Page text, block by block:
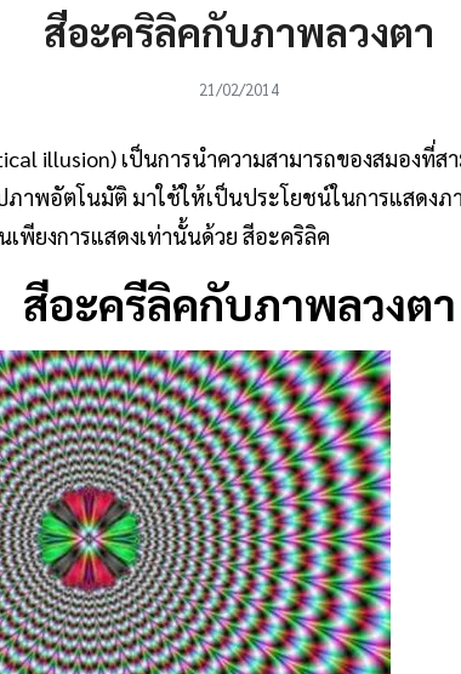
สีอะคริลิคกับภาพลวงตา
21/02/2014
illusion) เป็นการนำความสามารถของสมองที่ส
าพอัตโนมัติ มาใช้ให้เป็นประโยชน์ในการแสดง
พียงการแสดงเท่านั้นด้วย สีอะคริลิค
สีอะครีลิคกับภาพลวงตา